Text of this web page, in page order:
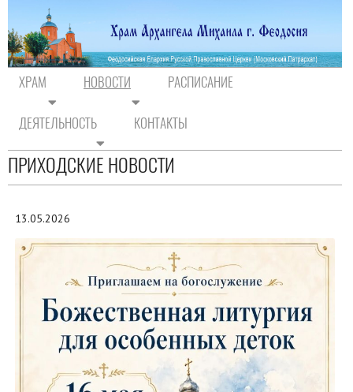
ХРАМ НОВОСТИ РАСПИСАНИЕ
ДЕЯТЕЛЬНОСТЬ КОНТАКТЫ
ПРИХОДСКИЕ НОВОСТИ
13.05.2026